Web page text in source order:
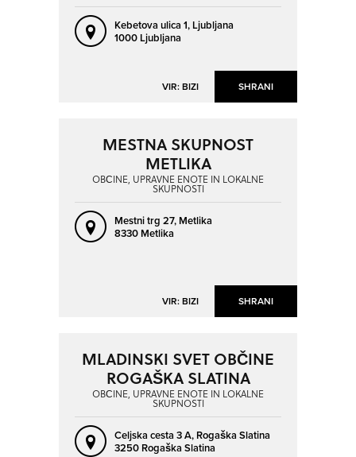
SHRANI
VIR: BIZI
Kebetova ulica 1, Ljubljana
1000 Ljubljana
SHRANI
VIR: BIZI
MESTNA SKUPNOST
METLIKA
OBČINE, UPRAVNE ENOTE IN LOKALNE
SKUPNOSTI
Mestni trg 27, Metlika
8330 Metlika
MLADINSKI SVET OBČINE
ROGAŠKA SLATINA
OBČINE, UPRAVNE ENOTE IN LOKALNE
SKUPNOSTI
Celjska cesta 3 A, Rogaška Slatina
3250 Rogaška Slatina